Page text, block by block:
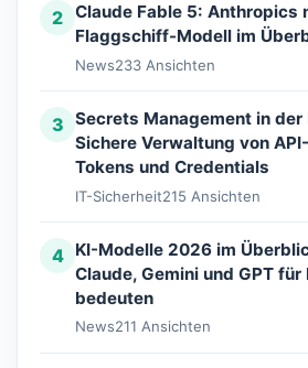
2 Claude Fable 5: Anthropics
Flaggschiff-Modell im
News233 Ansichten
3 Secrets Management in der
Sichere Verwaltung von
Tokens und Credentials
IT-Sicherheit215 Ansichten
4
KI-Modelle 2026 im
Claude, Gemini und GPT für
bedeuten
News211 Ansichten